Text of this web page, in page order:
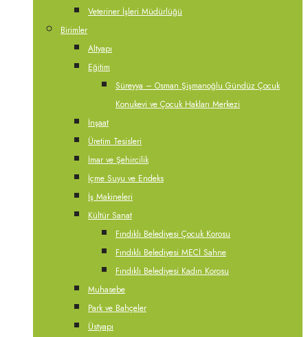
Veteriner İşleri Müdürlüğü
Birimler
Altyapı
Eğitim
Süreyya – Osman Şişmanoğlu Gündüz Çocuk
Konukevi ve Çocuk Hakları Merkezi
İnşaat
Üretim Tesisleri
İmar ve Şehircilik
İçme Suyu ve Endeks
İş Makineleri
Kültür Sanat
Fındıklı Belediyesi Çocuk Korosu
Fındıklı Belediyesi MECİ Sahne
Fındıklı Belediyesi Kadın Korosu
Muhasebe
Park ve Bahçeler
Üstyapı